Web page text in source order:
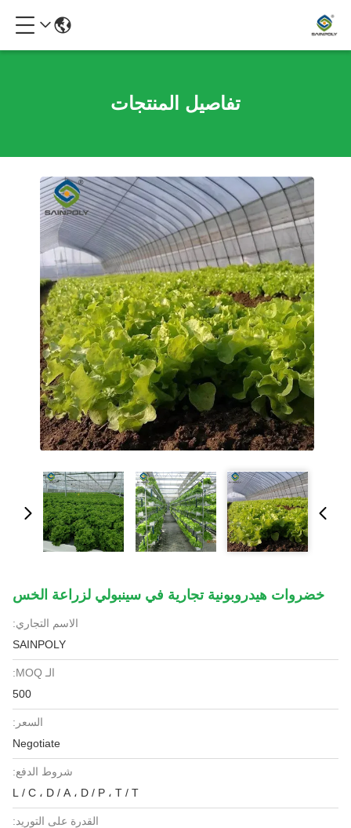
تفاصيل المنتجات
خضروات هيدروبونية تجارية في سينبولي لزراعة الخس
الاسم التجاري:
SAINPOLY
الـ MOQ:
500
السعر:
Negotiate
شروط الدفع:
L / C ، D / A ، D / P ، T / T
القدرة على التوريد: